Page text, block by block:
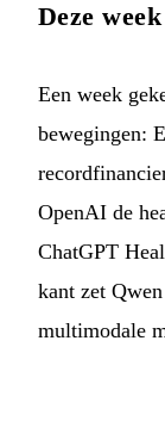
Deze
Een week
bewegingen:
OpenAI de
ChatGPT
kant zet
multimodale